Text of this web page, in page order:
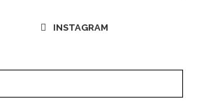
INSTAGRAM